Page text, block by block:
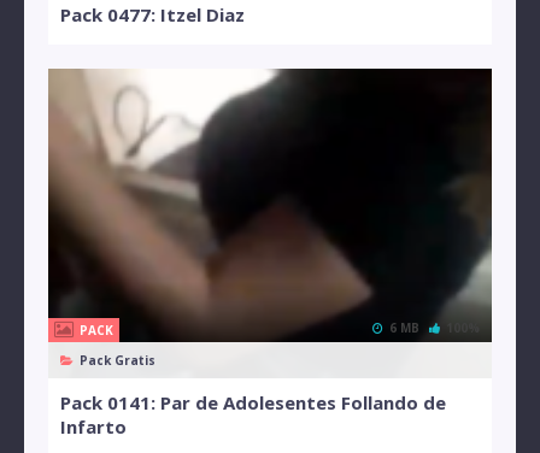
Pack 0477: Itzel Diaz
PACK
Pack Gratis
6 MB
Pack 0141: Par de Adolesentes Follando de
Infarto